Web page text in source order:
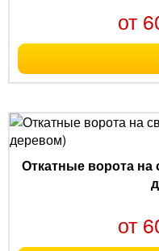
от
Откатные ворота на
от